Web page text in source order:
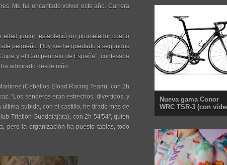
Me ha encantado volver este año. Carrera
junior, estableció un prometedor cuarto
pequeño. Hoy me he quedado a segundos
y el Campeonato de España", confesaba
admirado desde niño.
(Ceballos Eload Racing Team), con 2h
"Los senderos eran estrechos, divertidos, y
subida, con el castillo, he tirado más de
Triatlón Guadalajara), con 2h 54'54", quien
pero la organización ha puesto tablas, todo
Nueva gama Conor
WRC TSR-3 (con